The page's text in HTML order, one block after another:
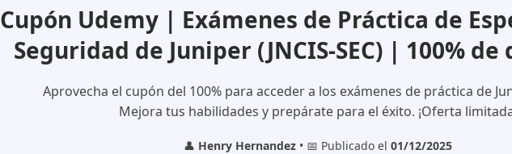
Cupón Udemy | Exámenes de Práctica de
Seguridad de Juniper (JNCIS-SEC) | 100%
Aprovecha el cupón del 100% para acceder a los exámenes de práctica de
Mejora tus habilidades y prepárate para el éxito. ¡Oferta
👤 Henry Hernandez • 📅 Publicado el 01/12/2025